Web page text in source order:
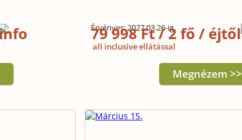
Érvényes: 2027.03.26-ig
79 998 Ft / 2 fő / éjtől
all inclusive ellátással
Megnézem >>